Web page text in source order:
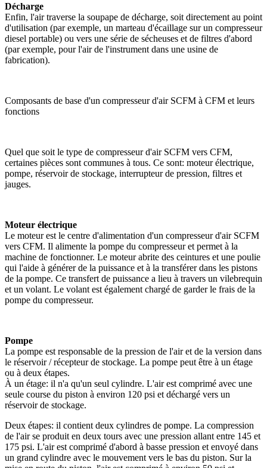
Décharge
Enfin, l'air traverse la soupape de décharge, soit directement au point
d'utilisation (par exemple, un marteau d'écaillage sur un compresseur
diesel portable) ou vers une série de sécheuses et de filtres d'abord
(par exemple, pour l'air de l'instrument dans une usine de
fabrication).
Composants de base d'un compresseur d'air SCFM à CFM et leurs
fonctions
Quel que soit le type de compresseur d'air SCFM vers CFM,
certaines pièces sont communes à tous. Ce sont: moteur électrique,
pompe, réservoir de stockage, interrupteur de pression, filtres et
jauges.
Moteur électrique
Le moteur est le centre d'alimentation d'un compresseur d'air SCFM
vers CFM. Il alimente la pompe du compresseur et permet à la
machine de fonctionner. Le moteur abrite des ceintures et une poulie
qui l'aide à générer de la puissance et à la transférer dans les pistons
de la pompe. Ce transfert de puissance a lieu à travers un vilebrequin
et un volant. Le volant est également chargé de garder le frais de la
pompe du compresseur.
Pompe
La pompe est responsable de la pression de l'air et de la version dans
le réservoir / récepteur de stockage. La pompe peut être à un étage
ou à deux étapes.
À un étage: il n'a qu'un seul cylindre. L'air est comprimé avec une
seule course du piston à environ 120 psi et déchargé vers un
réservoir de stockage.
Deux étapes: il contient deux cylindres de pompe. La compression
de l'air se produit en deux tours avec une pression allant entre 145 et
175 psi. L'air est comprimé d'abord à basse pression et envoyé dans
un grand cylindre avec le mouvement vers le bas du piston. Sur la